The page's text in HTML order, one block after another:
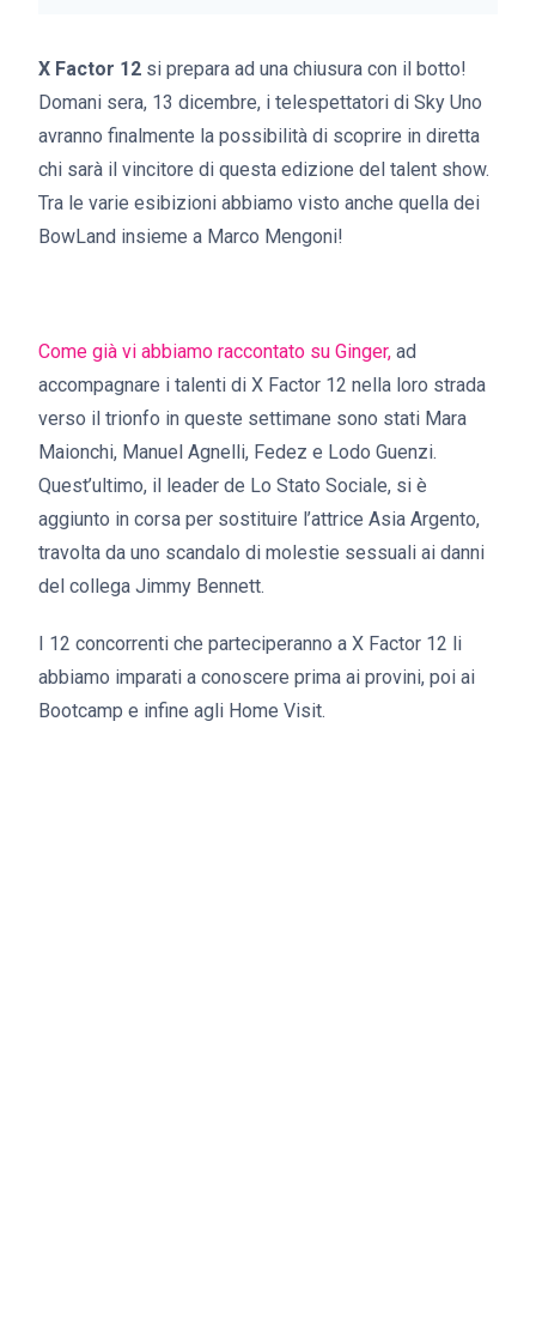
X Factor 12 si prepara ad una chiusura con il botto!
Domani sera, 13 dicembre, i telespettatori di Sky Uno
avranno finalmente la possibilità di scoprire in diretta
chi sarà il vincitore di questa edizione del talent show.
Tra le varie esibizioni abbiamo visto anche quella dei
BowLand insieme a Marco Mengoni!
Come già vi abbiamo raccontato su Ginger, ad
accompagnare i talenti di X Factor 12 nella loro strada
verso il trionfo in queste settimane sono stati Mara
Maionchi, Manuel Agnelli, Fedez e Lodo Guenzi.
Quest’ultimo, il leader de Lo Stato Sociale, si è
aggiunto in corsa per sostituire l’attrice Asia Argento,
travolta da uno scandalo di molestie sessuali ai danni
del collega Jimmy Bennett.
I 12 concorrenti che parteciperanno a X Factor 12 li
abbiamo imparati a conoscere prima ai provini, poi ai
Bootcamp e infine agli Home Visit.